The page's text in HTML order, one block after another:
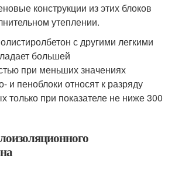
конструкции из этих блоков
утеплении.
с другими легкими
большей
при меньших значениях
и пеноблоки относят к разряду
только при показателе не ниже 300